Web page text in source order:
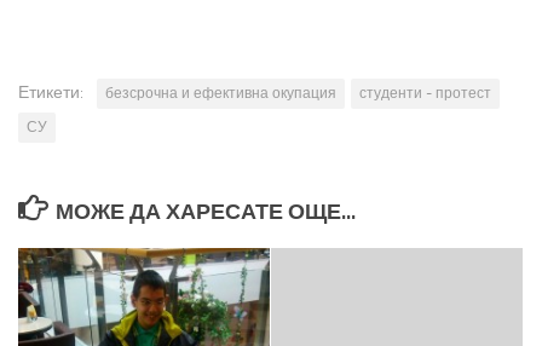
Етикети: безсрочна и ефективна окупация
студенти - протест
СУ
МОЖЕ ДА ХАРЕСАТЕ ОЩЕ...